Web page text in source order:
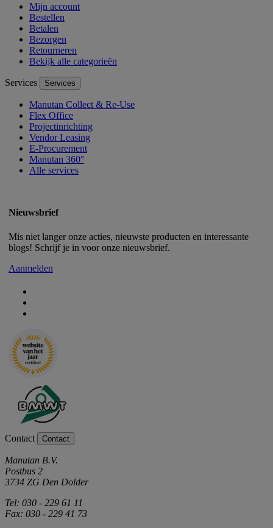
Mijn account
Bestellen
Betalen
Bezorgen
Retourneren
Bekijk alle categorieën
Services Services
Manutan Collect & Re-Use
Flex Office
Projectinrichting
Vendor Leasing
E-Procurement
Manutan 360°
Alle services
Nieuwsbrief
Mis niet langer onze acties, nieuwste producten en interessante
blogs! Schrijf je in voor onze nieuwsbrief.
Aanmelden
Contact Contact
Manutan B.V.
Postbus 2
3734 ZG Den Dolder
Tel: 030 - 229 61 11
Fax: 030 - 229 41 73